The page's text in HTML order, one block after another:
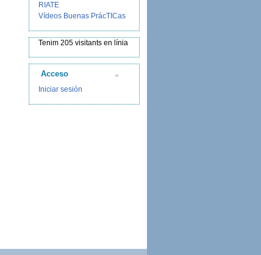
RIATE
Vídeos Buenas PrácTICas
Tenim 205 visitants en línia
Acceso
Iniciar sesión